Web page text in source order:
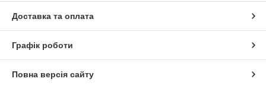
Доставка та оплата
Графік роботи
Повна версія сайту